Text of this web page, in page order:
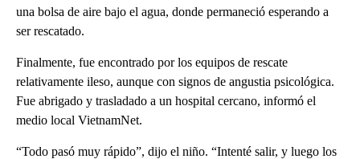
una bolsa de aire bajo el agua, donde permaneció esperando a
ser rescatado.
Finalmente, fue encontrado por los equipos de rescate
relativamente ileso, aunque con signos de angustia psicológica.
Fue abrigado y trasladado a un hospital cercano, informó el
medio local VietnamNet.
“Todo pasó muy rápido”, dijo el niño. “Intenté salir, y luego los